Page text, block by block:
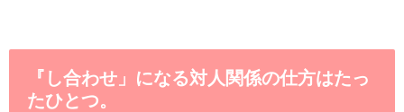
『し合わせ」になる対人関係の仕方はたっ
たひとつ。